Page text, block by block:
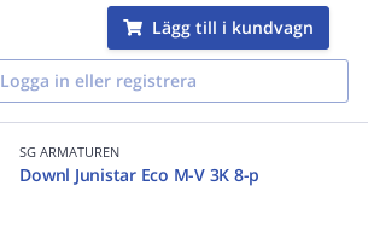
Lägg till i kundvagn
Logga in eller registrera
SG ARMATUREN
Downl Junistar Eco M-V 3K 8-p